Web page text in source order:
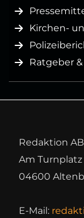
Kirchen-
Ratgeber
Redaktion
Am Turnplatz
04600
E-Mail: